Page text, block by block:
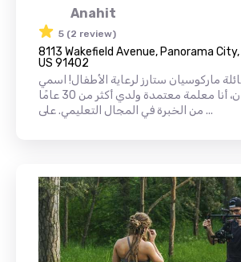
Anahit
5 (2 review)
8113 Wakefield Avenue, Panorama City,
US 91402
ماركوسيان ستارز لرعاية الأطفال! اسمي
أناهيت ماركوسيان، أنا معلمة معتمدة ولدي أكثر من 30 عامًا
من الخبرة في المجال التعليمي. على ...